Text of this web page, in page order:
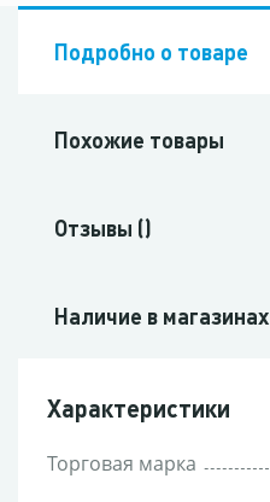
Подробно о товаре
Похожие товары
Отзывы ()
Наличие в магазинах
Характеристики
Торговая марка